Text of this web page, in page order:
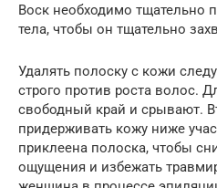
Воск необходимо тщательно
тела, чтобы он тщательно
Удалять полоску с кожи
строго против роста волос.
свободный край и срывают.
придерживать кожу ниже
приклеена полоска, чтобы
ощущения и избежать